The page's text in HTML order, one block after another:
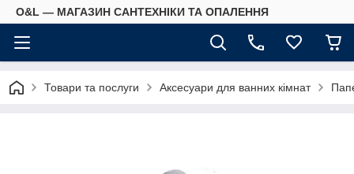
O&L — МАГАЗИН САНТЕХНІКИ ТА ОПАЛЕННЯ
Товари та послуги Аксесуари для ванних кімнат